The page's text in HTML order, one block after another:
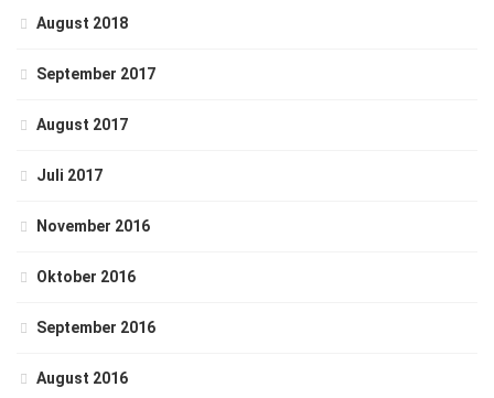
August 2018
September 2017
August 2017
Juli 2017
November 2016
Oktober 2016
September 2016
August 2016